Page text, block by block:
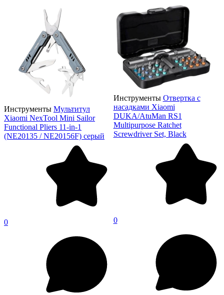
Инструменты Мультитул
Xiaomi NexTool Mini Sailor
Functional Pliers 11-in-1
(NE20135 / NE20156F) серый
0
Инструменты Отвертка с
насадками Xiaomi
DUKA/AtuMan RS1
Multipurpose Ratchet
Screwdriver Set, Black
0